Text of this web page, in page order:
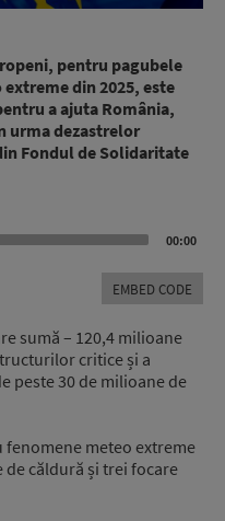
pentru pagubele
din 2025, este
a ajuta România,
urma dezastrelor
Fondul de Solidaritate
00:00
EMBED CODE
sumă – 120,4 milioane
critice și a
peste 30 de milioane de
meteo extreme
căldură și trei focare